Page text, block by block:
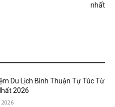
nhất
Du Lịch Bình Thuận Tự Túc Từ
2026